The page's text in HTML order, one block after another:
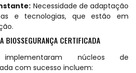
Necessidade de adaptação
e tecnologias, que estão em
BIOSSEGURANÇA CERTIFICADA
núcleos de
com sucesso incluem: